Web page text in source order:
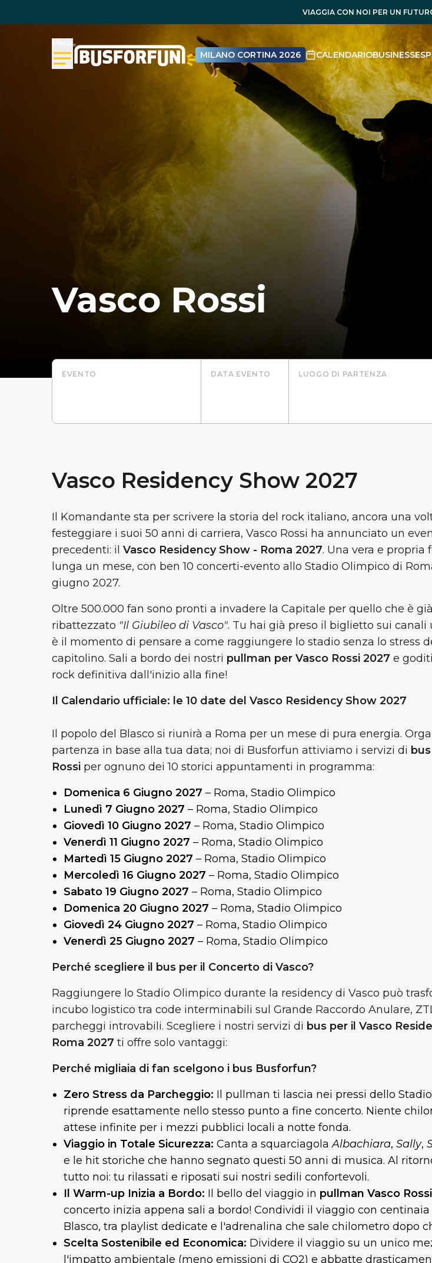
VIAGGIA CON NOI PER UN
MILANO CORTINA 2026 CALENDARIOBUSINESS
Vasco Rossi
EVENTO DATA EVENTO LUOGO DI PARTENZA
Vasco Residency Show 2027
Il Komandante sta per scrivere la storia del rock italiano, ancora una
festeggiare i suoi 50 anni di carriera, Vasco Rossi ha annunciato un
precedenti: il Vasco Residency Show - Roma 2027. Una vera e propria
lunga un mese, con ben 10 concerti-evento allo Stadio Olimpico di
giugno 2027.
Oltre 500.000 fan sono pronti a invadere la Capitale per quello che è
ribattezzato "Il Giubileo di Vasco". Tu hai già preso il biglietto sui canali
è il momento di pensare a come raggiungere lo stadio senza lo stress
capitolino. Sali a bordo dei nostri pullman per Vasco Rossi 2027 e
rock definitiva dall'inizio alla fine!
Il Calendario ufficiale: le 10 date del Vasco Residency Show 2027
Il popolo del Blasco si riunirà a Roma per un mese di pura energia.
partenza in base alla tua data; noi di Busforfun attiviamo i servizi di
Rossi per ognuno dei 10 storici appuntamenti in programma:
Domenica 6 Giugno 2027 – Roma, Stadio Olimpico
Lunedì 7 Giugno 2027 – Roma, Stadio Olimpico
Giovedì 10 Giugno 2027 – Roma, Stadio Olimpico
Venerdì 11 Giugno 2027 – Roma, Stadio Olimpico
Martedì 15 Giugno 2027 – Roma, Stadio Olimpico
Mercoledì 16 Giugno 2027 – Roma, Stadio Olimpico
Sabato 19 Giugno 2027 – Roma, Stadio Olimpico
Domenica 20 Giugno 2027 – Roma, Stadio Olimpico
Giovedì 24 Giugno 2027 – Roma, Stadio Olimpico
Venerdì 25 Giugno 2027 – Roma, Stadio Olimpico
Perché scegliere il bus per il Concerto di Vasco?
Raggiungere lo Stadio Olimpico durante la residency di Vasco può
incubo logistico tra code interminabili sul Grande Raccordo Anulare,
parcheggi introvabili. Scegliere i nostri servizi di bus per il Vasco
Roma 2027 ti offre solo vantaggi:
Perché migliaia di fan scelgono i bus Busforfun?
Zero Stress da Parcheggio: Il pullman ti lascia nei pressi dello
riprende esattamente nello stesso punto a fine concerto. Niente
attese infinite per i mezzi pubblici locali a notte fonda.
Viaggio in Totale Sicurezza: Canta a squarciagolaAlbachiara, Sally,
e le hit storiche che hanno segnato questi 50 anni di musica. Al
tutto noi: tu rilassati e riposati sui nostri sedili confortevoli.
Il Warm-up Inizia a Bordo: Il bello del viaggio in pullman Vasco Rossi
concerto inizia appena sali a bordo! Condividi il viaggio con centinaia
Blasco, tra playlist dedicate e l'adrenalina che sale chilometro dopo
Scelta Sostenibile ed Economica: Dividere il viaggio su un unico
l'impatto ambientale (meno emissioni di CO2) e abbatte